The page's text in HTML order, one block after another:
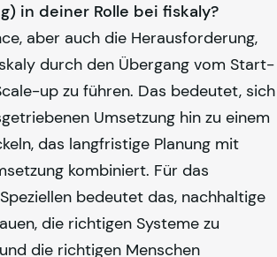
in deiner Rolle bei fiskaly?
aber auch die Herausforderung,
durch den Übergang vom Start-
up zu führen. Das bedeutet, sich
Umsetzung hin zu einem
das langfristige Planung mit
kombiniert. Für das
bedeutet das, nachhaltige
die richtigen Systeme zu
die richtigen Menschen